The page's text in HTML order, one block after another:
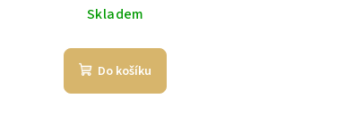
cena:
Skladem
Do košíku